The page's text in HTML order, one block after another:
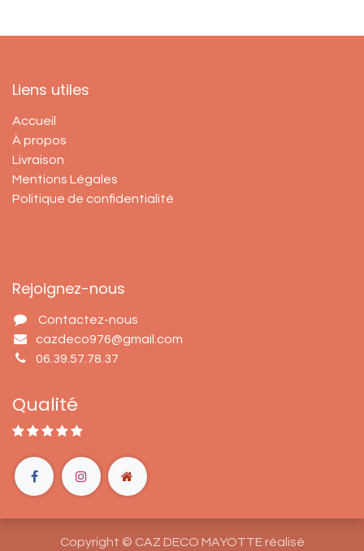
Liens utiles
Accueil
À propos
Livraison
Mentions Légales
Politique de confidentialité
Rejoignez-nous
Contactez-nous
cazdeco976@gmail.com
06.39.57.78.37
Qualité
Copyright © CAZ DECO MAYOTTE réalisé